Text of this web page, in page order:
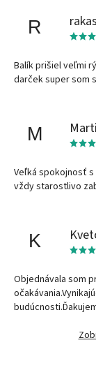
R
Balík prišiel veľmi
darček super som
M
Veľká spokojnosť
vždy starostlivo
K
Objednávala som